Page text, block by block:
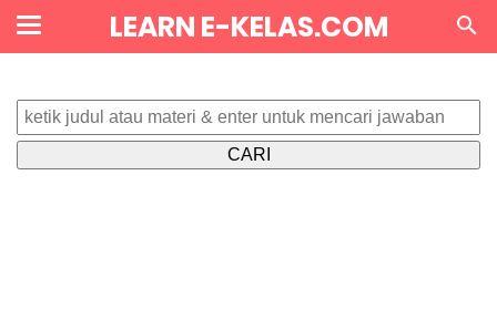
LEARN E-KELAS.COM